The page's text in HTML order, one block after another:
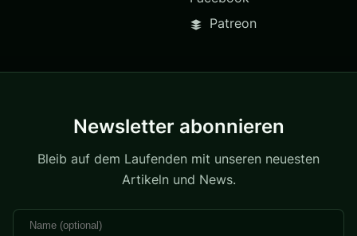
Patreon
Newsletter abonnieren
Bleib auf dem Laufenden mit unseren neuesten
Artikeln und News.